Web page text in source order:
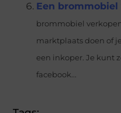
Een
brommobiel
marktplaats doen of
een inkoper. Je kunt
facebook...